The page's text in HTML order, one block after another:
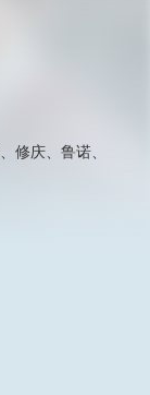
修庆 鲁诺